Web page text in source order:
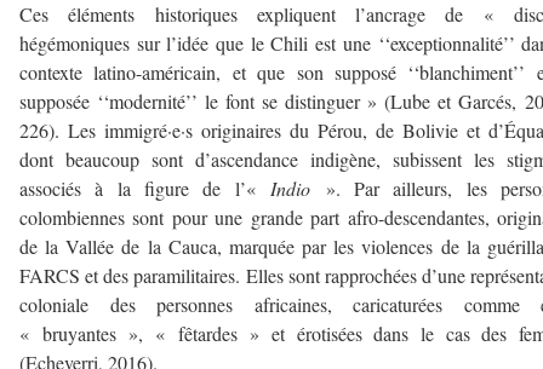
Ces éléments historiques expliquent l’ancrage de «
hégémoniques sur l’idée que le Chili est une ‘‘exceptionnalité’’
contexte latino-américain, et que son supposé ‘‘blanchiment’’
supposée ‘‘modernité’’ le font se distinguer » (Lube et Garcés,
226). Les immigré·e·s originaires du Pérou, de Bolivie et
dont beaucoup sont d’ascendance indigène, subissent les
associés à la figure de l’«Indio ». Par ailleurs, les
colombiennes sont pour une grande part afro-descendantes,
de la Vallée de la Cauca, marquée par les violences de la
FARCS et des paramilitaires. Elles sont rapprochées d’une
coloniale des personnes africaines, caricaturées comme
« bruyantes », « fêtardes » et érotisées dans le cas des
(Echeverri, 2016).